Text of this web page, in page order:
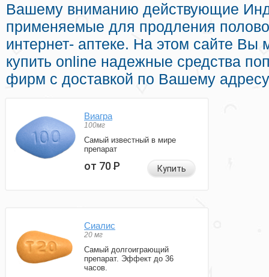
Вашему вниманию действующие
применяемые для продления
интернет- аптеке. На этом сайте Вы
купить online надежные средства
фирм с доставкой по Вашему
Виагра
100мг
Самый известный в мире
препарат
от 70Р Купить
Сиалис
20 мг
Самый долгоиграющий
препарат. Эффект до 36
часов.